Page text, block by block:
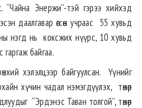
“Чайна Энержи”-тэй гэрээ хийхэд
даалгавар өгсөн учраас 55 хувьд
нэгд нь коксжих нүүрс, 10 хувьд
байгаа.
хэлэлцээр байгуулсан. Үүнийг
хүчин чадал нэмэгдүүлэх, төмөр
“Эрдэнэс Таван толгой”, төмөр